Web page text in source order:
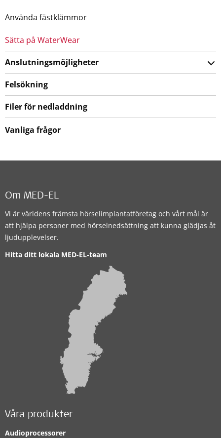
Använda fästklämmor
Sätta på WaterWear
Anslutningsmöjligheter
Felsökning
Filer för nedladdning
Vanliga frågor
Om MED-EL
Vi är världens främsta hörselimplantatföretag och vårt mål är
att hjälpa personer med hörselnedsättning att kunna glädjas åt
ljudupplevelser.
Hitta ditt lokala MED-EL-team
Våra produkter
Audioprocessorer